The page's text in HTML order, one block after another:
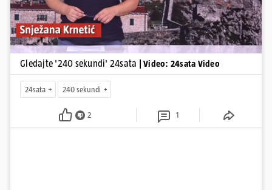
Gledajte '240 sekundi' 24sata | Video: 24sata Video
24sata 240 sekundi
2 1